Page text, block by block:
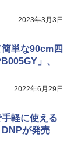
2023年3月3日
単な90cm四
」、
2022年6月29日
軽に使える
が発売